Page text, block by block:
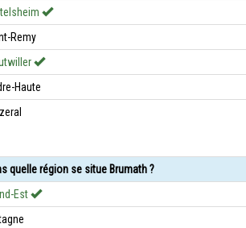
Remy
Haute
quelle région se situe Brumath ?
Est